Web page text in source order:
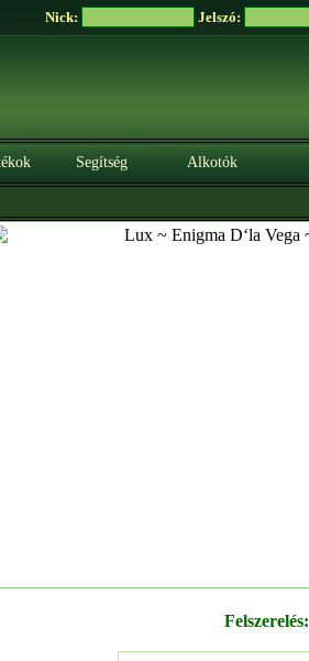
Nick: Jelszó:
Segítség Alkotók
Felszerelés: